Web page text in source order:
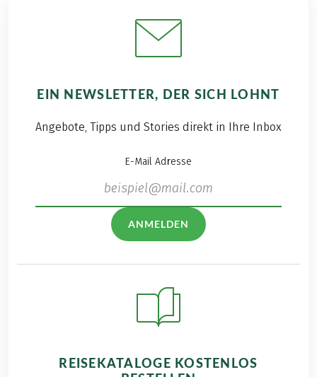
EIN NEWSLETTER, DER SICH LOHNT
Angebote, Tipps und Stories direkt in Ihre Inbox
E-Mail Adresse
ANMELDEN
REISEKATALOGE KOSTENLOS